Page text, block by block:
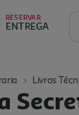
RESERVAR
ENTREGA
Livros